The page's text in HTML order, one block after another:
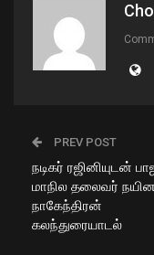
PREV POST
நடிகர் ரஜினியுடன்
மாநில தலைவர்
நாகேந்திரன்
கலந்துரையாடல்